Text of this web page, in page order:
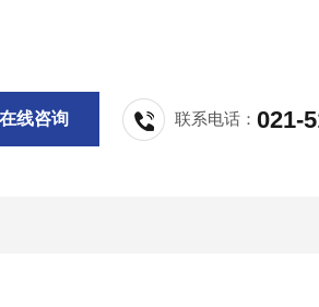
在线咨询 联系电话：021-